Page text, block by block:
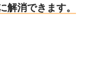
解消できます。